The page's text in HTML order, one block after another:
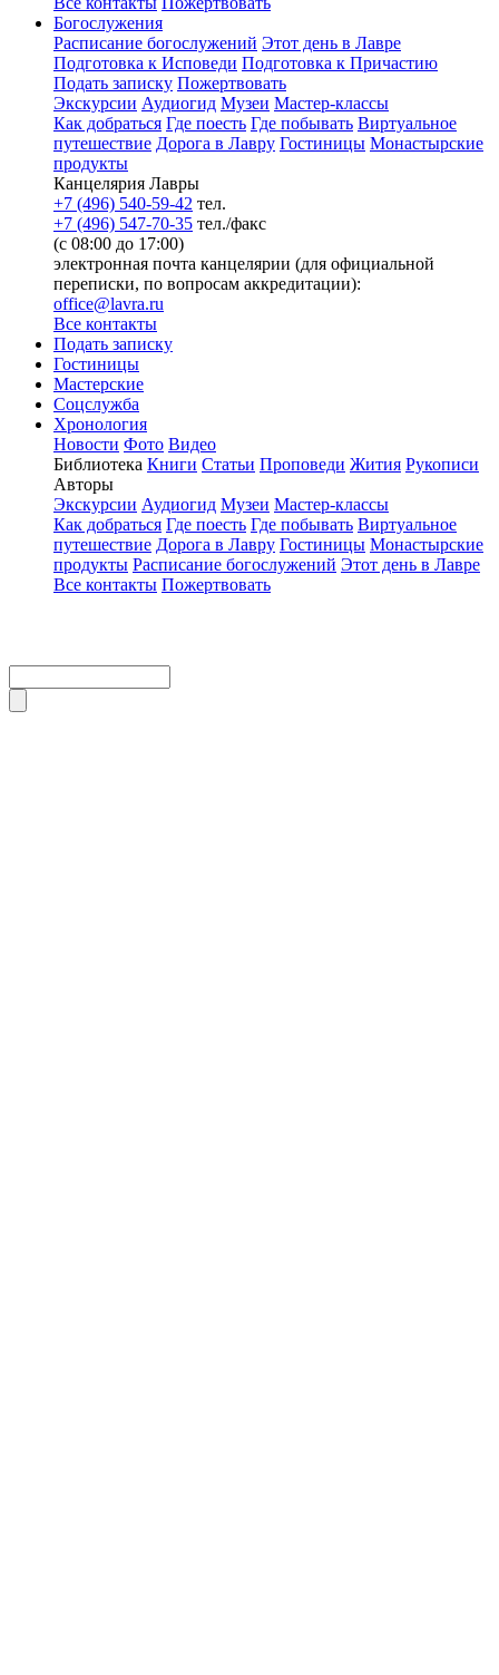
Богослужения
Расписание богослужений Этот день в Лавре
Подготовка к Исповеди Подготовка к Причастию
Подать записку Пожертвовать
Экскурсии Аудиогид Музеи Мастер-классы
Как добраться Где поесть Где побывать Виртуальное
путешествие Дорога в Лавру Гостиницы Монастырские
продукты
Канцелярия Лавры
+7 (496) 540-59-42 тел.
+7 (496) 547-70-35 тел./факс
(с 08:00 до 17:00)
электронная почта канцелярии (для официальной
переписки, по вопросам аккредитации):
office@lavra.ru
Все контакты
Подать записку
Гостиницы
Мастерские
Соцслужба
Хронология
Новости Фото Видео
Библиотека Книги Статьи Проповеди Жития Рукописи
Авторы
Экскурсии Аудиогид Музеи Мастер-классы
Как добраться Где поесть Где побывать Виртуальное
путешествие Дорога в Лавру Гостиницы Монастырские
продукты Расписание богослужений Этот день в Лавре
Все контакты Пожертвовать